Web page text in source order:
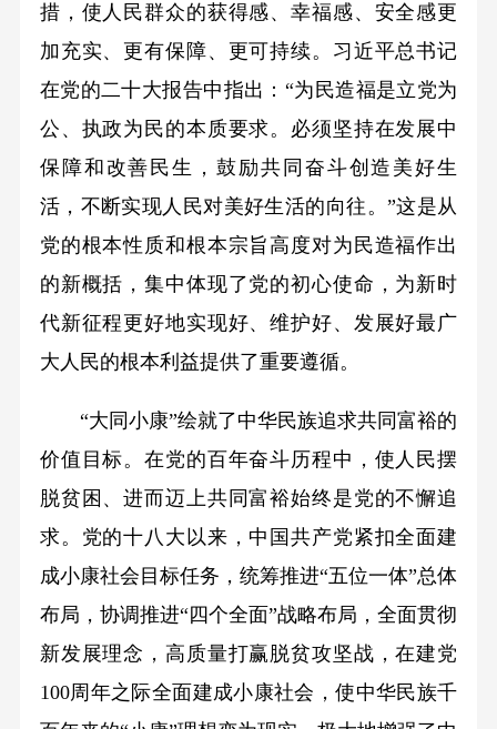
措，使人民群众的获得感、幸福感、安全感更
加充实、更有保障、更可持续。习近平总书记
在党的二十大报告中指出：“为民造福是立党为
公、执政为民的本质要求。必须坚持在发展中
保障和改善民生，鼓励共同奋斗创造美好生
活，不断实现人民对美好生活的向往。”这是从
党的根本性质和根本宗旨高度对为民造福作出
的新概括，集中体现了党的初心使命，为新时
代新征程更好地实现好、维护好、发展好最广
大人民的根本利益提供了重要遵循。
“大同小康”绘就了中华民族追求共同富裕的
价值目标。在党的百年奋斗历程中，使人民摆
脱贫困、进而迈上共同富裕始终是党的不懈追
求。党的十八大以来，中国共产党紧扣全面建
成小康社会目标任务，统筹推进“五位一体”总体
布局，协调推进“四个全面”战略布局，全面贯彻
新发展理念，高质量打赢脱贫攻坚战，在建党
100周年之际全面建成小康社会，使中华民族千